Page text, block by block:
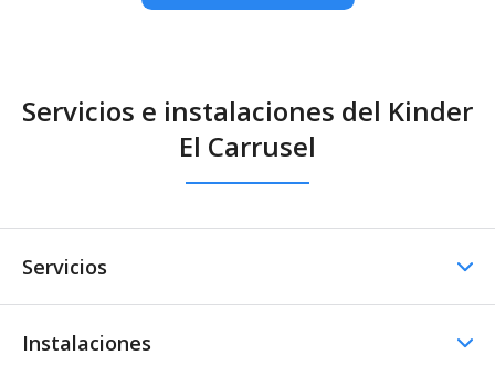
Servicios e instalaciones del Kinder
El Carrusel
Servicios
Instalaciones